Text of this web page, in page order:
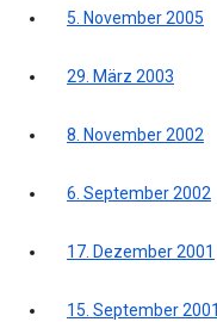
5. November 2005
29. März 2003
8. November 2002
6. September 2002
17. Dezember 2001
15. September 2001